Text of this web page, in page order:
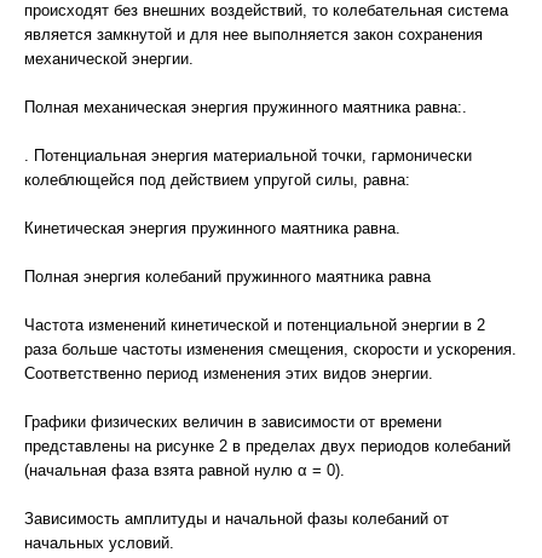
происходят без внешних воздействий, то колебательная система
является замкнутой и для нее выполняется закон сохранения
механической энергии.
Полная механическая энергия пружинного маятника равна:.
. Потенциальная энергия материальной точки, гармонически
колеблющейся под действием упругой силы, равна:
Кинетическая энергия пружинного маятника равна.
Полная энергия колебаний пружинного маятника равна
Частота изменений кинетической и потенциальной энергии в 2
раза больше частоты изменения смещения, скорости и ускорения.
Соответственно период изменения этих видов энергии.
Графики физических величин в зависимости от времени
представлены на рисунке 2 в пределах двух периодов колебаний
(начальная фаза взята равной нулю α = 0).
Зависимость амплитуды и начальной фазы колебаний от
начальных условий.